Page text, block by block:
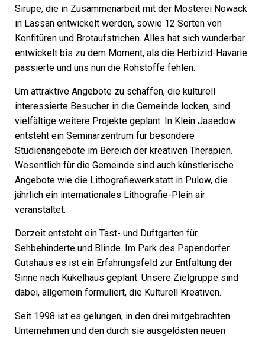
Sirupe, die in Zusammenarbeit mit der Mosterei Nowack
in Lassan entwickelt werden, sowie 12 Sorten von
Konfitüren und Brotaufstrichen. Alles hat sich wunderbar
entwickelt bis zu dem Moment, als die Herbizid-Havarie
passierte und uns nun die Rohstoffe fehlen.
Um attraktive Angebote zu schaffen, die kulturell
interessierte Besucher in die Gemeinde locken, sind
vielfältige weitere Projekte geplant. In Klein Jasedow
entsteht ein Seminarzentrum für besondere
Studienangebote im Bereich der kreativen Therapien.
Wesentlich für die Gemeinde sind auch künstlerische
Angebote wie die Lithografiewerkstatt in Pulow, die
jährlich ein internationales Lithografie-Plein air
veranstaltet.
Derzeit entsteht ein Tast- und Duftgarten für
Sehbehinderte und Blinde. Im Park des Papendorfer
Gutshaus es ist ein Erfahrungsfeld zur Entfaltung der
Sinne nach Kükelhaus geplant. Unsere Zielgruppe sind
dabei, allgemein formuliert, die Kulturell Kreativen.
Seit 1998 ist es gelungen, in den drei mitgebrachten
Unternehmen und den durch sie ausgelösten neuen